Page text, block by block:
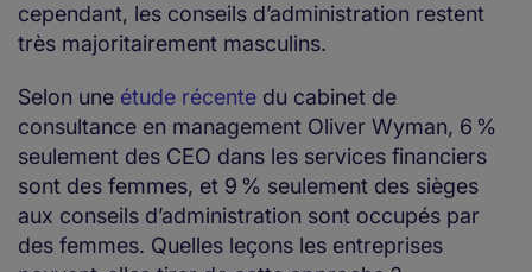
cependant, les conseils d’administration restent
très majoritairement masculins.
Selon une étude récente du cabinet de
consultance en management Oliver Wyman, 6 %
seulement des CEO dans les services financiers
sont des femmes, et 9 % seulement des sièges
aux conseils d’administration sont occupés par
des femmes. Quelles leçons les entreprises